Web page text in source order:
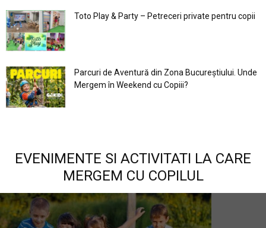
Toto Play & Party – Petreceri private pentru copii
Parcuri de Aventură din Zona Bucureştiului. Unde
Mergem în Weekend cu Copiii?
EVENIMENTE SI ACTIVITATI LA CARE
MERGEM CU COPILUL